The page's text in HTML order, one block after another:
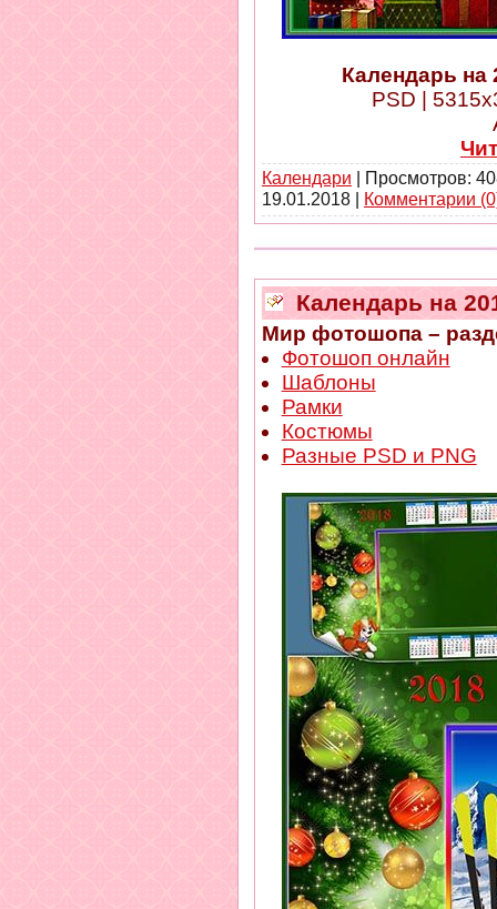
Календарь на
PSD |
Календари | Просмотров:
19.01.2018 | Комментарии
Календарь на
Мир фотошопа –
Фотошоп онлайн
Шаблоны
Рамки
Костюмы
Разные PSD и PNG